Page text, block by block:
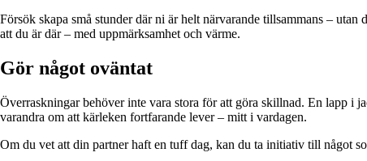
Försök skapa små stunder där ni är helt närvarande tillsammans –
att du är där – med uppmärksamhet och värme.
Gör något oväntat
Överraskningar behöver inte vara stora för att göra skillnad. En lapp i
varandra om att kärleken fortfarande lever – mitt i vardagen.
Om du vet att din partner haft en tuff dag, kan du ta initiativ till något